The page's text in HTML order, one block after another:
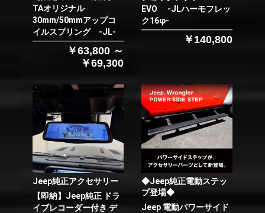
TAオリジナル
30mm/50mmアップコ
イルスプリング -JL-
￥63,800 ～
￥69,300
EVO -JLハーモフレッ
ク16φ-
￥140,800
Jeep純正アクセサリー
【即納】Jeep純正 ドラ
イブレコーダー付き デ
◆Jeep純正電動ステッ
プ登場◆
Jeep 電動パワーサイド